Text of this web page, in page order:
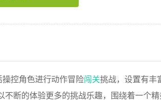
控角色进行动作冒险闯关挑战，设置有丰
不断的体验更多的挑战乐趣，围绕着一个